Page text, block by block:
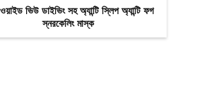
ভিউ ডাইভিং সহ অ্যান্টি স্লিপ অ্যান্টি ফগ
স্নরকেলিং মাস্ক